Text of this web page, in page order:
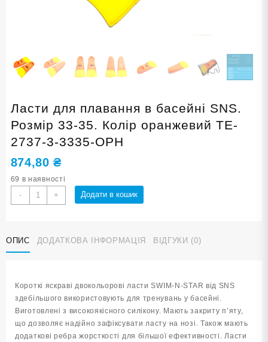
Ласти для плавання в басейні SNS.
Розмір 33-35. Колір оранжевий TE-
2737-3-3335-ОРН
874,80₴
69 в наявності
-
Ласти
для
басейні
SNS.
+ Додати в кошик
ОПИС ДОДАТКОВА ІНФОРМАЦІЯ ВІДГУКИ (0)
Короткі яскраві двокольорові ласти SWIM-N-STAR від SNS
здебільшого використовують для тренувань у басейні.
Виготовлені з високоякісного силікону. Мають закриту п’яту,
що дозволяє надійно зафіксувати ласту на нозі. Також мають
додаткові ребра жорсткості для більшої ефективності. Ласти